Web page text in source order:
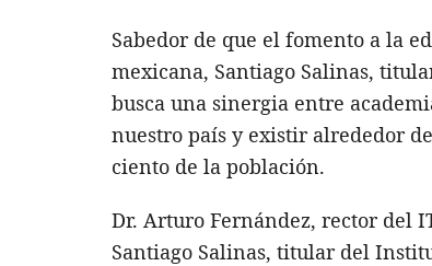
Sabedor de que el fomento a la
mexicana, Santiago Salinas,
busca una sinergia entre
nuestro país y existir alrededor
ciento de la población.
Dr. Arturo Fernández, rector del
Santiago Salinas, titular del